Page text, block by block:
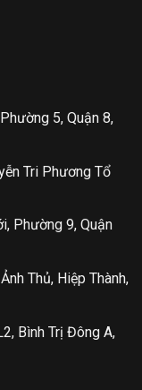
5, Quận 8,
Tri Phương Tổ
Phường 9, Quận
Thủ, Hiệp Thành,
Bình Trị Đông A,